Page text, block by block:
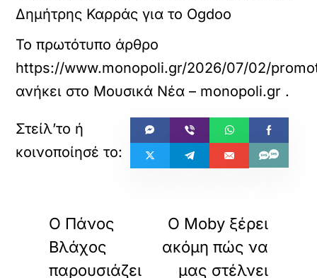
Δημήτρης Καρράς για το Ogdoo
Το πρωτότυπο άρθρο
https://www.monopoli.gr/2026/07/02/
ανήκει στο Μουσικά Νέα – monopoli.gr .
Ο Πάνος
Βλάχος
παρουσιάζει
Ο Moby ξέρει
ακόμη πώς να
μας στέλνει